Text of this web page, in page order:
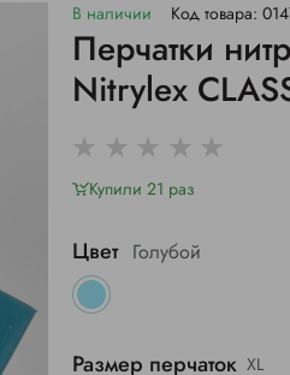
В наличии Код товара:
Перчатки
Nitrylex
Купили 21 раз
Цвет Голубой
Размер перчаток ХL